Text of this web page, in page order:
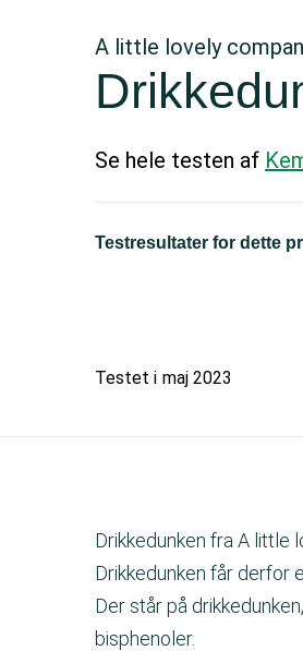
A little lovely
Se hele testen af
Testresultater for dette
Testet i maj 2023
Drikkedunken fra A little
Drikkedunken får derfor
Der står på
bisphenoler.